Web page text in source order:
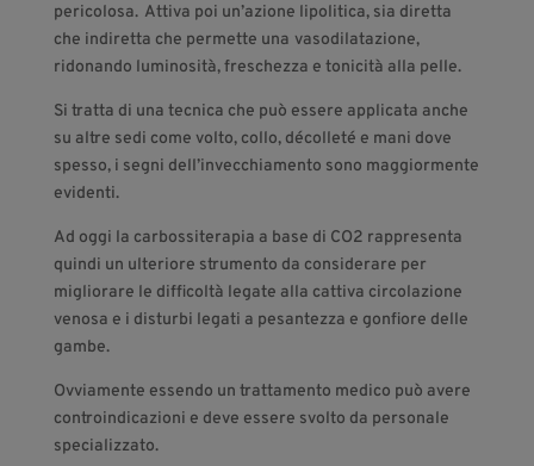
pericolosa. Attiva poi un’azione lipolitica, sia diretta
che indiretta che permette una vasodilatazione,
ridonando luminosità, freschezza e tonicità alla pelle.
Si tratta di una tecnica che può essere applicata anche
su altre sedi come volto, collo, décolleté e mani dove
spesso, i segni dell’invecchiamento sono maggiormente
evidenti.
Ad oggi la carbossiterapia a base di CO2 rappresenta
quindi un ulteriore strumento da considerare per
migliorare le difficoltà legate alla cattiva circolazione
venosa e i disturbi legati a pesantezza e gonfiore delle
gambe.
Ovviamente essendo un trattamento medico può avere
controindicazioni e deve essere svolto da personale
specializzato.